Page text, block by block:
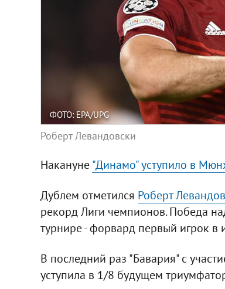
ФОТО: EPA/UPG
Роберт Левандовски
Накануне"Динамо" уступило в
Дублем отметился Роберт
рекорд Лиги чемпионов. Победа
турнире - форвард первый игрок в
В последний раз "Бавария" с
уступила в 1/8 будущем